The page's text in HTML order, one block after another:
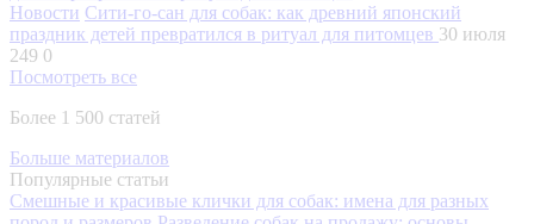
Новости Сити-го-сан для собак: как древний японский
праздник детей превратился в ритуал для питомцев 30 июля
249 0
Посмотреть все
Более 1 500 статей
Больше материалов
Популярные статьи
Смешные и красивые клички для собак: имена для разных